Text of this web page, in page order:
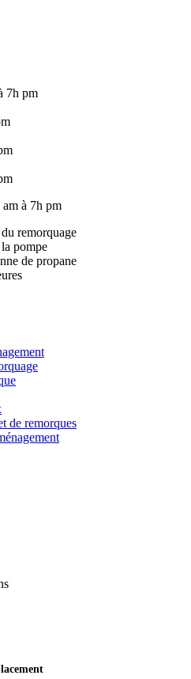
7h pm
à 7h pm
remorquage
pompe
de propane
de remorques